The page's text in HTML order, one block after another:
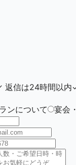
返信は24時間以内
ンについて 宴会